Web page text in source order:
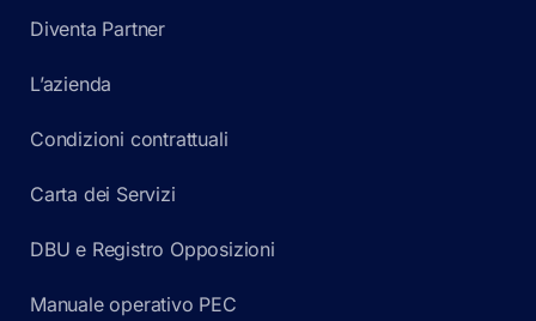
Diventa Partner
L’azienda
Condizioni contrattuali
Carta dei Servizi
DBU e Registro Opposizioni
Manuale operativo PEC